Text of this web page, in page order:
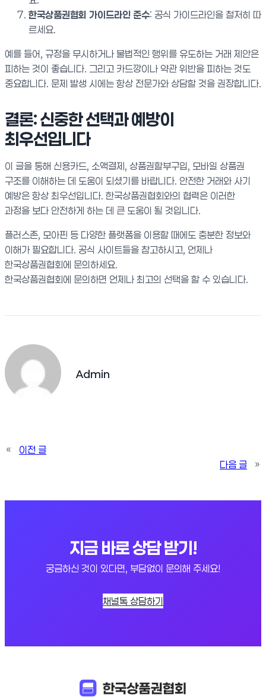
한국상품권협회 가이드라인 준수: 공식 가이드라인을 철저히 따
르세요.
예를 들어, 규정을 무시하거나 불법적인 행위를 유도하는 거래 제안은
피하는 것이 좋습니다. 그리고 카드깡이나 약관 위반을 피하는 것도
중요합니다. 문제 발생 시에는 항상 전문가와 상담할 것을 권장합니다.
결론: 신중한 선택과 예방이
최우선입니다
이 글을 통해 신용카드, 소액결제, 상품권할부구입, 모바일 상품권
구조를 이해하는 데 도움이 되셨기를 바랍니다. 안전한 거래와 사기
예방은 항상 최우선입니다. 한국상품권협회와의 협력은 이러한
과정을 보다 안전하게 하는 데 큰 도움이 될 것입니다.
플러스존, 모아핀 등 다양한 플랫폼을 이용할 때에도 충분한 정보와
이해가 필요합니다. 공식 사이트들을 참고하시고, 언제나
한국상품권협회에 문의하세요.
한국상품권협회에 문의하면 언제나 최고의 선택을 할 수 있습니다.
Admin
«
이전 글
다음 글
»
지금 바로 상담 받기!
궁금하신 것이 있다면, 부담없이 문의해 주세요!
채널톡 상담하기